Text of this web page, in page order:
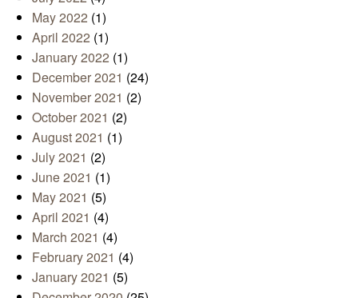
May 2022 (1)
April 2022 (1)
January 2022 (1)
December 2021 (24)
November 2021 (2)
October 2021 (2)
August 2021 (1)
July 2021 (2)
June 2021 (1)
May 2021 (5)
April 2021 (4)
March 2021 (4)
February 2021 (4)
January 2021 (5)